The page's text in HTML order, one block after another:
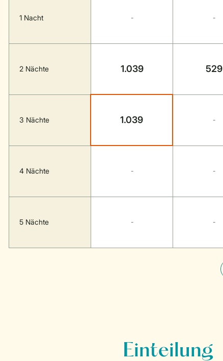
1 Nacht - -
2 Nächte 1.039 529
3 Nächte 1.039 -
4 Nächte - -
5 Nächte - -
Einteilung